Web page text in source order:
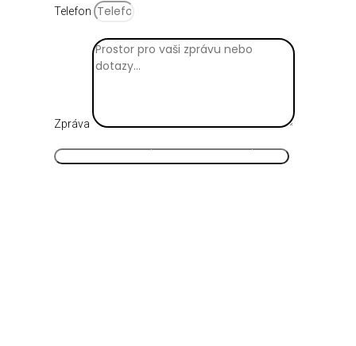
Telefon
Zpráva
ODESLAT NEZÁVAZNOU POPTÁVKU